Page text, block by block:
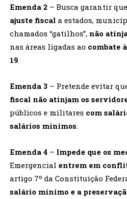
Emenda 2 – Busca garantir
ajuste fiscal a estados,
chamados “gatilhos”, não
nas áreas ligadas ao combate
19.
Emenda 3 – Pretende evitar
fiscal não atinjam os
públicos e militares com
salários mínimos.
Emenda 4 – Impede que os
Emergencial entrem em
artigo 7º da Constituição
salário mínimo e a